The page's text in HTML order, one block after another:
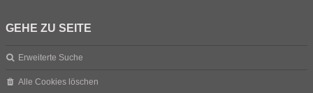
GEHE ZU SEITE
Erweiterte Suche
Alle Cookies löschen